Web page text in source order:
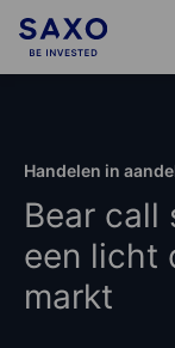
Handelen in
Bear call
een licht
markt